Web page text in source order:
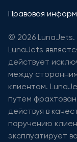
Правовая
© 2026
LunaJets
действует
между
клиентом.
путем
действуя в
поручению
эксплуатирует